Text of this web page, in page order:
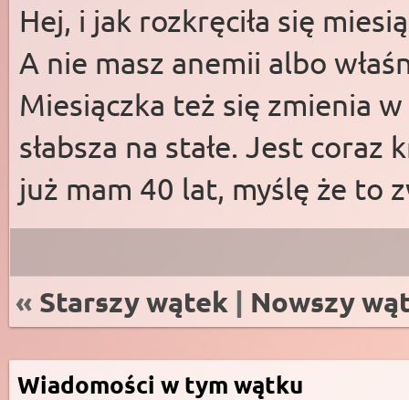
Hej, i jak rozkręciła się
A nie masz anemii albo
Miesiączka też się zmienia
słabsza na stałe. Jest
już mam 40 lat, myślę że to
« Starszy wątek | Nowszy
Wiadomości w tym wątku